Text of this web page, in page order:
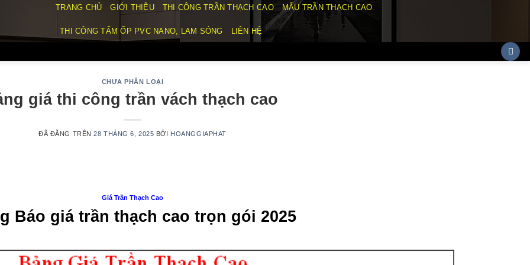
TRANG CHỦ GIỚI THIỆU THI CÔNG TRẦN THẠCH CAO MẪU TRẦN THẠCH CAO
THI CÔNG TẤM ỐP PVC NANO, LAM SÓNG LIÊN HỆ
CHƯA PHÂN LOẠI
giá thi công trần vách thạch cao
ĐÃ ĐĂNG TRÊN28 THÁNG 6, 2025 BỞI HOANGGIAPHAT
Giá Trần Thạch Cao
Báo giá trần thạch cao trọn gói 2025